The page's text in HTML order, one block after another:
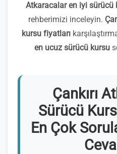
Atkaracalar en iyi sürücü
rehberimizi inceleyin.
kursu fiyatları
en ucuz sürücü kursu
Çankırı
Sürücü
En Çok